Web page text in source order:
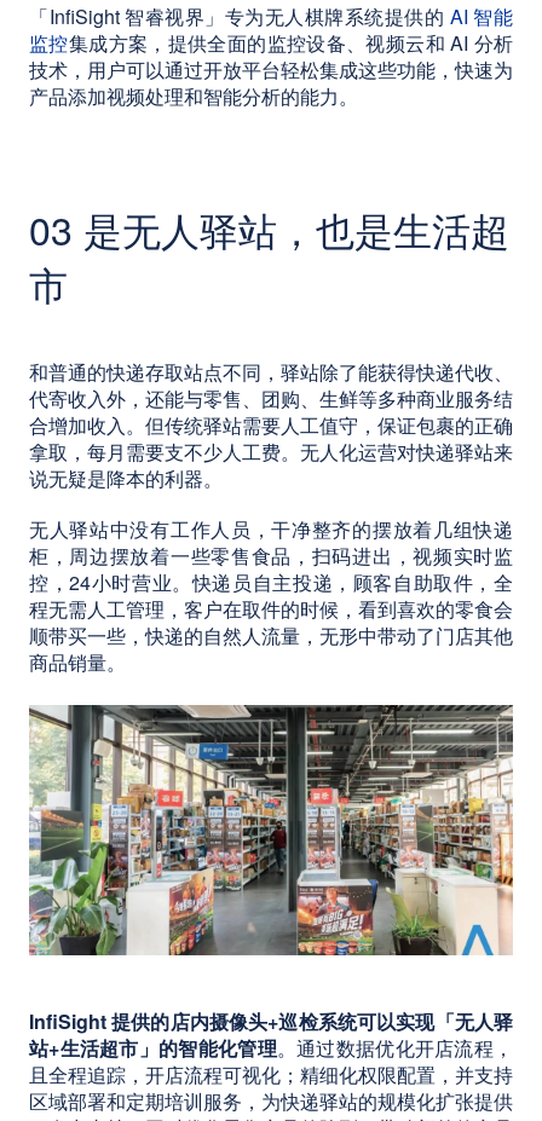
「InfiSight 智睿视界」专为无人棋牌系统提供的 AI 智能
监控集成方案，提供全面的监控设备、视频云和 AI 分析
技术，用户可以通过开放平台轻松集成这些功能，快速为
产品添加视频处理和智能分析的能力。
03 是无人驿站，也是生活超
市
和普通的快递存取站点不同，驿站除了能获得快递代收、
代寄收入外，还能与零售、团购、生鲜等多种商业服务结
合增加收入。但传统驿站需要人工值守，保证包裹的正确
拿取，每月需要支不少人工费。无人化运营对快递驿站来
说无疑是降本的利器。
无人驿站中没有工作人员，干净整齐的摆放着几组快递
柜，周边摆放着一些零售食品，扫码进出，视频实时监
控，24小时营业。快递员自主投递，顾客自助取件，全
程无需人工管理，客户在取件的时候，看到喜欢的零食会
顺带买一些，快递的自然人流量，无形中带动了门店其他
商品销量。
InfiSight 提供的店内摄像头+巡检系统可以实现「无人驿
站+生活超市」的智能化管理。通过数据优化开店流程，
且全程追踪，开店流程可视化；精细化权限配置，并支持
区域部署和定期培训服务，为快递驿站的规模化扩张提供